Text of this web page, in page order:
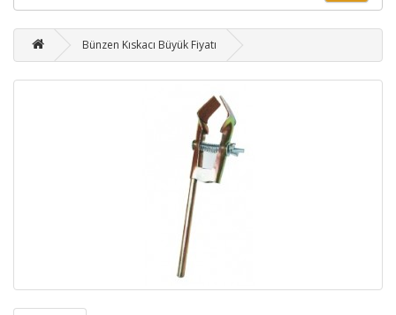
Bünzen Kıskacı Büyük Fiyatı